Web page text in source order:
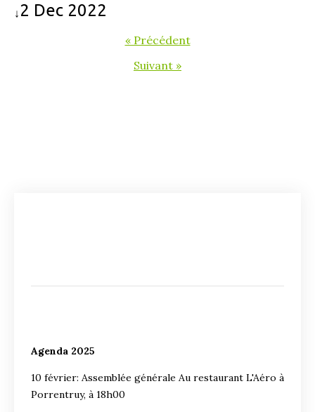
↓ 2 Dec 2022
« Précédent
Suivant »
Agenda 2025
10 février: Assemblée générale Au restaurant L'Aéro à
Porrentruy, à 18h00